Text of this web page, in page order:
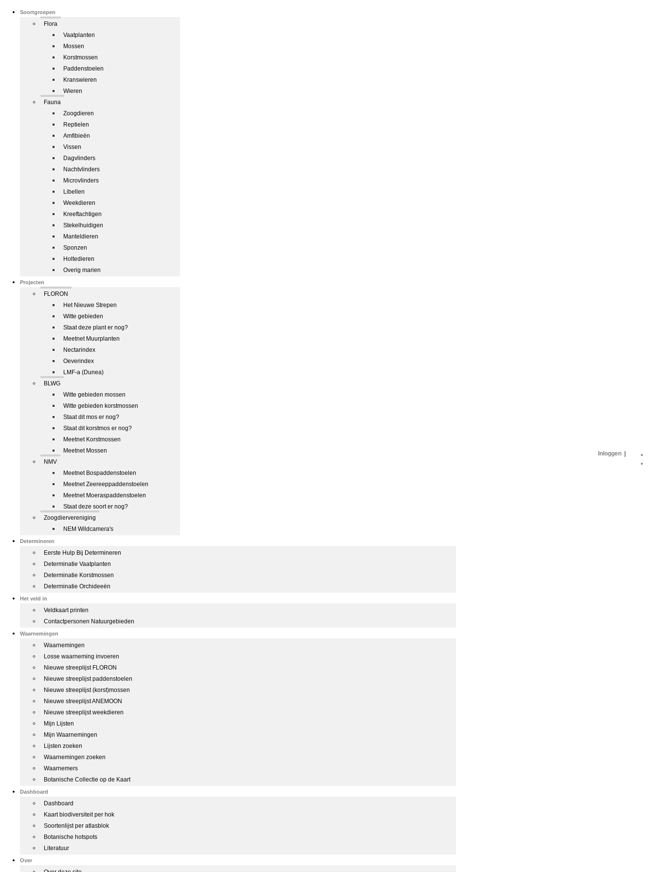
Soortgroepen
Flora
Vaatplanten
Mossen
Korstmossen
Paddenstoelen
Kranswieren
Wieren
Fauna
Zoogdieren
Reptielen
Amfibieën
Vissen
Dagvlinders
Nachtvlinders
Microvlinders
Libellen
Weekdieren
Kreeftachtigen
Stekelhuidigen
Manteldieren
Sponzen
Holtedieren
Overig marien
Projecten
FLORON
Het Nieuwe Strepen
Witte gebieden
Staat deze plant er nog?
Meetnet Muurplanten
Nectarindex
Oeverindex
LMF-a (Dunea)
BLWG
Witte gebieden mossen
Witte gebieden korstmossen
Staat dit mos er nog?
Staat dit korstmos er nog?
Meetnet Korstmossen
Meetnet Mossen
NMV
Meetnet Bospaddenstoelen
Meetnet Zeereeppaddenstoelen
Meetnet Moeraspaddenstoelen
Staat deze soort er nog?
Zoogdiervereniging
NEM Wildcamera's
Determineren
Eerste Hulp Bij Determineren
Determinatie Vaatplanten
Determinatie Korstmossen
Determinatie Orchideeën
Het veld in
Veldkaart printen
Contactpersonen Natuurgebieden
Waarnemingen
Waarnemingen
Losse waarneming invoeren
Nieuwe streeplijst FLORON
Nieuwe streeplijst paddenstoelen
Nieuwe streeplijst (korst)mossen
Nieuwe streeplijst ANEMOON
Nieuwe streeplijst weekdieren
Mijn Lijsten
Mijn Waarnemingen
Lijsten zoeken
Waarnemingen zoeken
Waarnemers
Botanische Collectie op de Kaart
Dashboard
Dashboard
Kaart biodiversiteit per hok
Soortenlijst per atlasblok
Botanische hotspots
Literatuur
Over
Inloggen